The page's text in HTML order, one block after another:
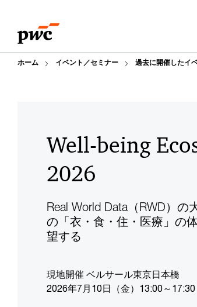
content
footer
ホーム イベント／セミナー 過去に開催したイ
Well-being
2026
Real World Data（RWD）
の「衣・食・住・医療」の
望する
現地開催 ベルサール東京日本橋
2026年7月10日（金）13:00～17:30